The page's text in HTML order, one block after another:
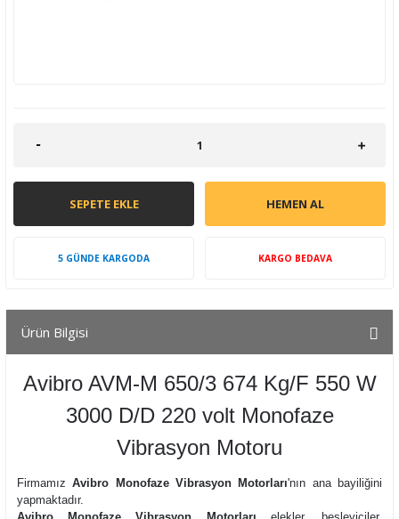
SEPETE EKLE HEMEN AL
5 GÜNDE KARGODA KARGO BEDAVA
Ürün Bilgisi
Avibro AVM-M 650/3 674 Kg/F 550 W
3000 D/D 220 volt Monofaze
Vibrasyon Motoru
FirmamızAvibro Monofaze Vibrasyon Motorları'nın ana bayiliğini
yapmaktadır.